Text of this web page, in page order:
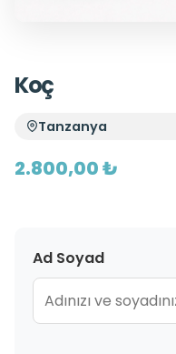
Koç
Tanzanya
2.800,00 ₺
Ad Soyad